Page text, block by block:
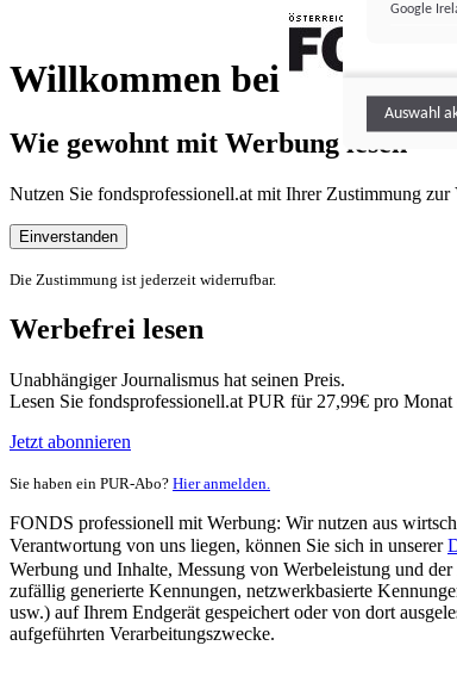
Willkommen bei
FONDS
Wie gewohnt mit Werbung lesen
Nutzen Sie fondsprofessionell.at mit Ihrer Zustimmung
Einverstanden
Die Zustimmung ist jederzeit widerrufbar.
Werbefrei lesen
Unabhängiger Journalismus hat seinen Preis.
Lesen Sie fondsprofessionell.at PUR für 27,99€ pro
Jetzt abonnieren
Sie haben ein PUR-Abo? Hier anmelden.
FONDS professionell mit Werbung: Wir nutzen aus
Verantwortung von uns liegen, können Sie sich in unserer
Werbung und Inhalte, Messung von Werbeleistung und
zufällig generierte Kennungen, netzwerkbasierte
usw.) auf Ihrem Endgerät gespeichert oder von dort
aufgeführten Verarbeitungszwecke.
Google
Auswahl